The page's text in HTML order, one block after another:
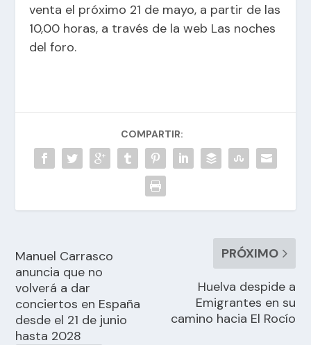
venta el próximo 21 de mayo, a partir de las
10,00 horas, a través de la web Las noches
del foro.
COMPARTIR:
Manuel Carrasco
anuncia que no
volverá a dar
conciertos en España
desde el 21 de junio
hasta 2028
PRÓXIMO
Huelva despide a
Emigrantes en su
camino hacia El Rocío